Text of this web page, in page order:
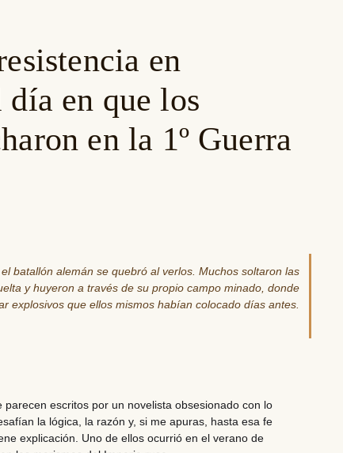
en
en que los
en la 1º Guerra
batallón alemán se quebró al verlos. Muchos soltaron las
y huyeron a través de su propio campo minado, donde
explosivos que ellos mismos habían colocado días antes.
parecen escritos por un novelista obsesionado con lo
la lógica, la razón y, si me apuras, hasta esa fe
explicación. Uno de ellos ocurrió en el verano de